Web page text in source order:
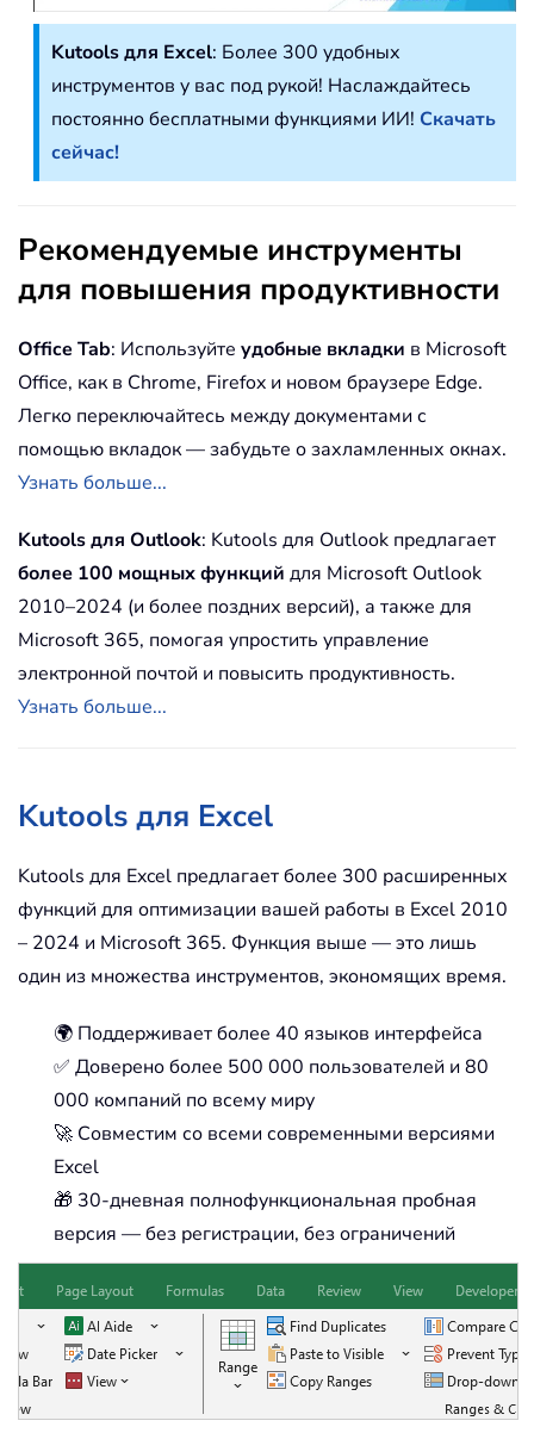
Kutools для Excel: Более 300 удобных
инструментов у вас под рукой! Наслаждайтесь
постоянно бесплатными функциями ИИ! Скачать
сейчас!
Рекомендуемые инструменты
для повышения продуктивности
Office Tab: Используйте удобные вкладки в Microsoft
Office, как в Chrome, Firefox и новом браузере Edge.
Легко переключайтесь между документами с
помощью вкладок — забудьте о захламленных окнах.
Узнать больше...
Kutools для Outlook: Kutools для Outlook предлагает
более 100 мощных функций для Microsoft Outlook
2010–2024 (и более поздних версий), а также для
Microsoft 365, помогая упростить управление
электронной почтой и повысить продуктивность.
Узнать больше...
Kutools для Excel
Kutools для Excel предлагает более 300 расширенных
функций для оптимизации вашей работы в Excel 2010
– 2024 и Microsoft 365. Функция выше — это лишь
один из множества инструментов, экономящих время.
🌍 Поддерживает более 40 языков интерфейса
✅ Доверено более 500 000 пользователей и 80
000 компаний по всему миру
🚀 Совместим со всеми современными версиями
Excel
🎁 30-дневная полнофункциональная пробная
версия — без регистрации, без ограничений